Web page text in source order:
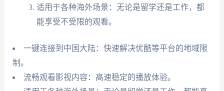
适用于各种海外场景：无论是留学还是工作，都
能享受不受限的观看。
一键连接到中国大陆：快速解决优酷等平台的地域限
制。
流畅观看影视内容：高速稳定的播放体验。